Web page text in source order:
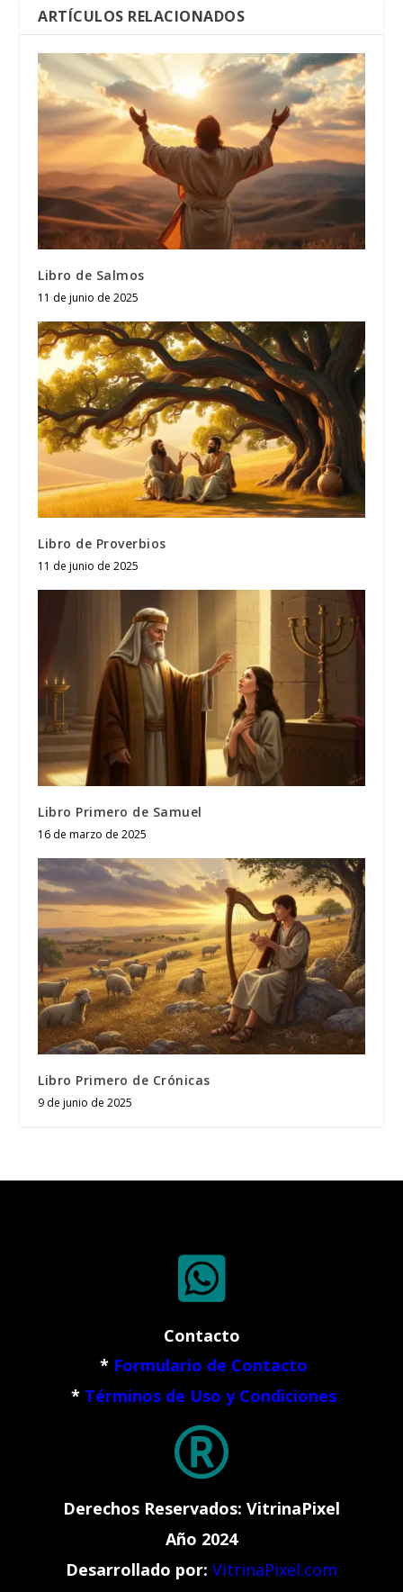
ARTÍCULOS RELACIONADOS
Libro de Salmos
11 de junio de 2025
Libro de Proverbios
11 de junio de 2025
Libro Primero de Samuel
16 de marzo de 2025
Libro Primero de Crónicas
9 de junio de 2025

Contacto
* Formulario de Contacto
* Términos de Uso y Condiciones

Derechos Reservados: VitrinaPixel
Año 2024
Desarrollado por: VitrinaPixel.com